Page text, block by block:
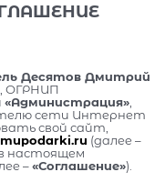
Десятов Дмитрий
ОГРНИП
«Администрация»
сети Интернет
свой сайт,
(далее –
настоящем
–«Соглашение»).